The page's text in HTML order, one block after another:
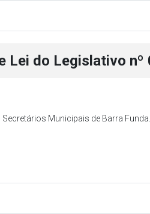
Lei do Legislativo nº
Municipais de Barra Funda.